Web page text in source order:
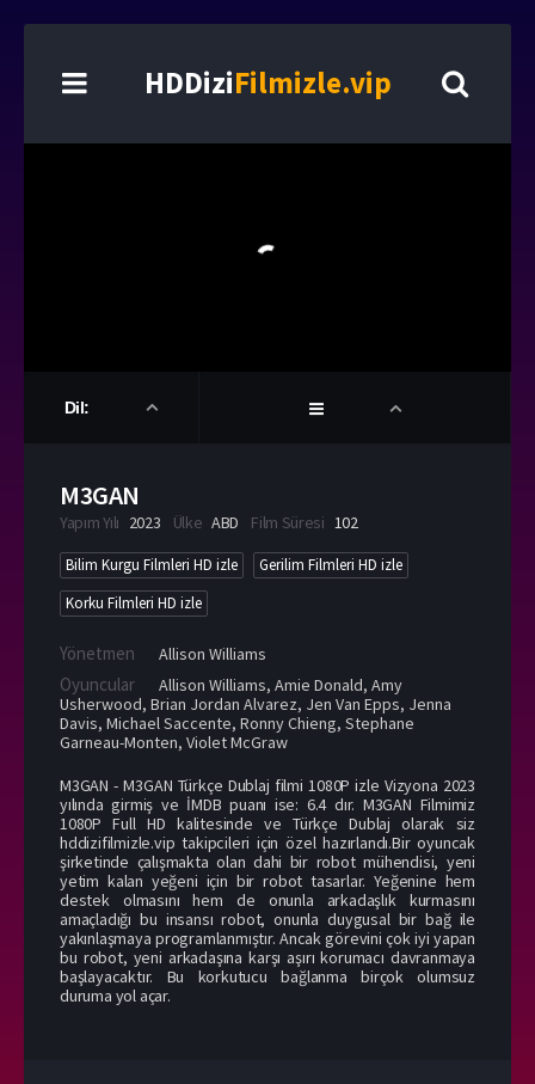
HDDiziFilmizle.vip
Dil:
M3GAN
Yapım Yılı 2023 Ülke ABD Film Süresi 102
Bilim Kurgu Filmleri HD izle
Gerilim Filmleri HD izle
Korku Filmleri HD izle
Yönetmen Allison Williams
Oyuncular Allison Williams, Amie Donald, Amy
Usherwood, Brian Jordan Alvarez, Jen Van Epps, Jenna
Davis, Michael Saccente, Ronny Chieng, Stephane
Garneau-Monten, Violet McGraw
M3GAN - M3GAN Türkçe Dublaj filmi 1080P izle Vizyona 2023
yılında girmiş ve İMDB puanı ise: 6.4 dır. M3GAN Filmimiz
1080P Full HD kalitesinde ve Türkçe Dublaj olarak siz
hddizifilmizle.vip takipcileri için özel hazırlandı.Bir oyuncak
şirketinde çalışmakta olan dahi bir robot mühendisi, yeni
yetim kalan yeğeni için bir robot tasarlar. Yeğenine hem
destek olmasını hem de onunla arkadaşlık kurmasını
amaçladığı bu insansı robot, onunla duygusal bir bağ ile
yakınlaşmaya programlanmıştır. Ancak görevini çok iyi yapan
bu robot, yeni arkadaşına karşı aşırı korumacı davranmaya
başlayacaktır. Bu korkutucu bağlanma birçok olumsuz
duruma yol açar.